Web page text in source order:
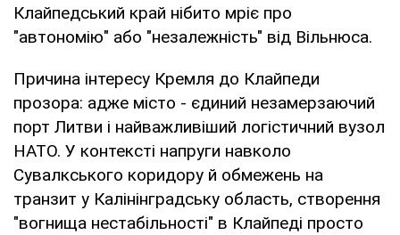
Клайпедський край нібито мріє про
"автономію" або "незалежність" від Вільнюса.
Причина інтересу Кремля до Клайпеди
прозора: адже місто - єдиний незамерзаючий
порт Литви і найважливіший логістичний вузол
НАТО. У контексті напруги навколо
Сувалкського коридору й обмежень на
транзит у Калінінградську область, створення
"вогнища нестабільності" в Клайпеді просто